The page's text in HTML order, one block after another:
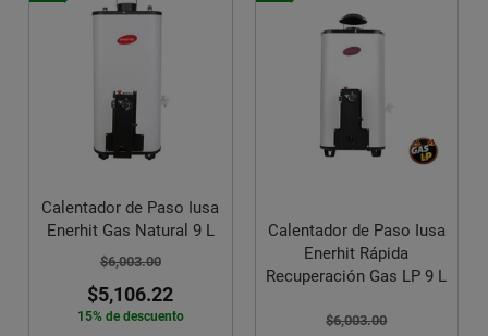
Calentador de Paso Iusa
Enerhit Gas Natural 9 L
$6,003.00
$5,106.22
15% de descuento
Calentador de Paso Iusa
Enerhit Rápida
Recuperación Gas LP 9 L
$6,003.00